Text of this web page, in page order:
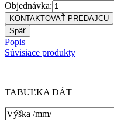
Objednávka:
Popis
Súvisiace produkty
TABUĽKA DÁT
Výška /mm/